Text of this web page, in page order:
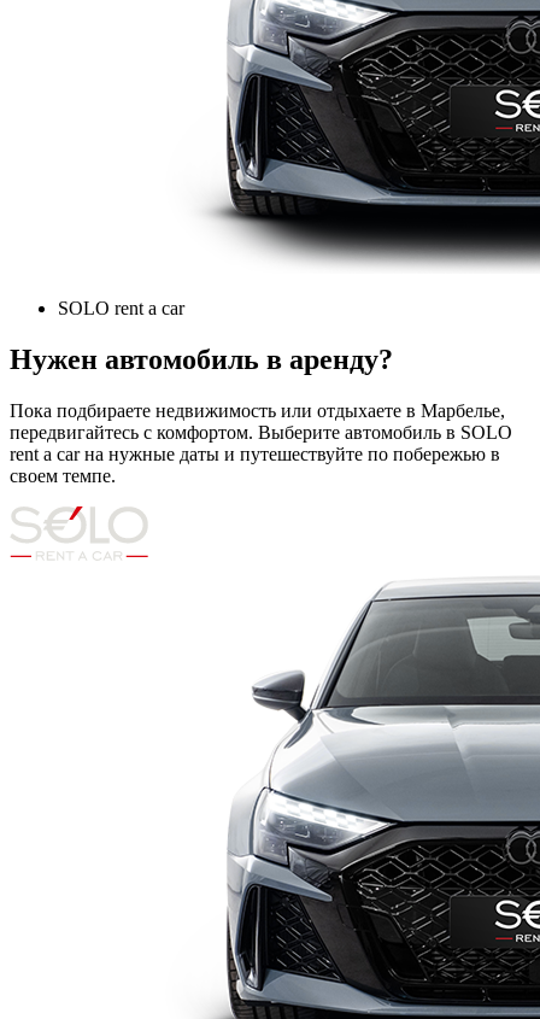
SOLO rent a car
Нужен автомобиль в аренду?
Пока подбираете недвижимость или отдыхаете в Марбелье,
передвигайтесь с комфортом. Выберите автомобиль в SOLO
rent a car на нужные даты и путешествуйте по побережью в
своем темпе.